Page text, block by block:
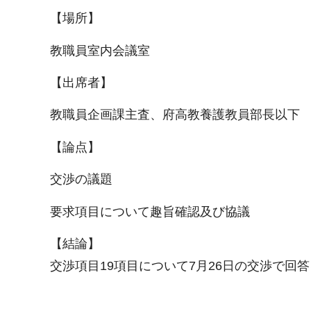
【場所】
教職員室内会議室
【出席者】
教職員企画課主査、府高教養護教員部長以下
【論点】
交渉の議題
要求項目について趣旨確認及び協議
【結論】
交渉項目19項目について7月26日の交渉で回答